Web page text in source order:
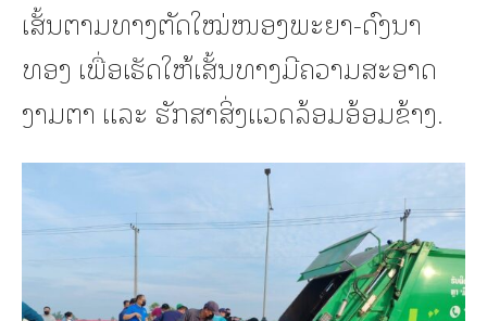
ເສັ້ນຕາມທາງຕັດໃໝ່ໜອງພະຍາ-ດົງນາ
ທອງ ເພື່ອເຮັດໃຫ້ເສັ້ນທາງມີຄວາມສະອາດ
ງາມຕາ ແລະ ຮັກສາສິ່ງແວດລ້ອມອ້ອມຂ້າງ.